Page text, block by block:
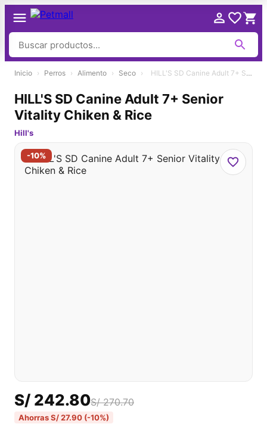
contenido
Inicio › Perros › Alimento › Seco › HILL'S SD Canine Adult 7+ Senior Vitality Chiken & Rice
-10%
HILL'S SD Canine Adult 7+ Senior
Vitality Chiken & Rice
Hill's
S/ 242.80S/270.70
AhorrasS/27.90 (-10%)